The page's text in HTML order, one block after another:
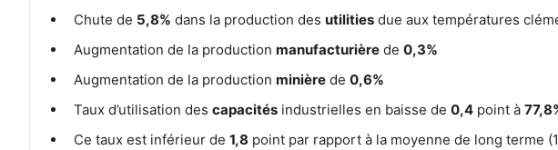
Chute de 5,8% dans la production des utilities due aux températures
Augmentation de la production manufacturière de 0,3%
Augmentation de la production minière de 0,6%
Taux d’utilisation des capacités industrielles en baisse de 0,4 point à
Ce taux est inférieur de 1,8 point par rapport à la moyenne de long terme